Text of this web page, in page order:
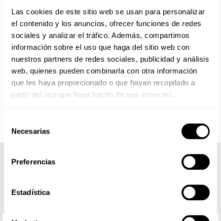
Las cookies de este sitio web se usan para personalizar
el contenido y los anuncios, ofrecer funciones de redes
sociales y analizar el tráfico. Además, compartimos
información sobre el uso que haga del sitio web con
nuestros partners de redes sociales, publicidad y análisis
web, quienes pueden combinarla con otra información
que les haya proporcionado o que hayan recopilado a
partir del uso que haya hecho de sus servicios.
Necesarias
Preferencias
Estadística
con disponibilidad 24/48 horas.
Si adquieres productos con distinto plazo de entrega, el
pedido se envía cuando está completo.
Los productos sin disponibilidad 24 horas serán servidos a
partir de la fecha indicada en cada producto según fábrica.
IMPORTANTE PERSONALIZACIONES
: EL taller de
bordados y estampados está cerrado en agosto. Se
reanudan las personalizaciones por orden de compra a
partir de septiembre.